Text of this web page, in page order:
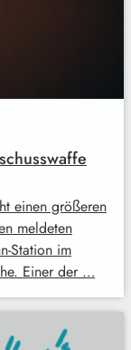
einen größeren
meldeten
Station im
Einer der …